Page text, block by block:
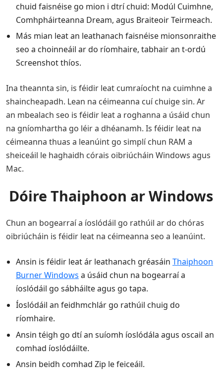
chuid faisnéise go mion i dtrí chuid: Modúl Cuimhne,
Comhpháirteanna Dream, agus Braiteoir Teirmeach.
Más mian leat an leathanach faisnéise mionsonraithe
seo a choinneáil ar do ríomhaire, tabhair an t-ordú
Screenshot thíos.
Ina theannta sin, is féidir leat cumraíocht na cuimhne a
shaincheapadh. Lean na céimeanna cuí chuige sin. Ar
an mbealach seo is féidir leat a roghanna a úsáid chun
na gníomhartha go léir a dhéanamh. Is féidir leat na
céimeanna thuas a leanúint go simplí chun RAM a
sheiceáil le haghaidh córais oibriúcháin Windows agus
Mac.
Dóire Thaiphoon ar Windows
Chun an bogearraí a íoslódáil go rathúil ar do chóras
oibriúcháin is féidir leat na céimeanna seo a leanúint.
Ansin is féidir leat ár leathanach gréasáin Thaiphoon
Burner Windows a úsáid chun na bogearraí a
íoslódáil go sábháilte agus go tapa.
Íoslódáil an feidhmchlár go rathúil chuig do
ríomhaire.
Ansin téigh go dtí an suíomh íoslódála agus oscail an
comhad íoslódáilte.
Ansin beidh comhad Zip le feiceáil.